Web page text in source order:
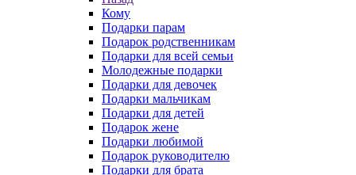
Кому
Подарки парам
Подарок родственникам
Подарки для всей семьи
Молодежные подарки
Подарки для девочек
Подарки мальчикам
Подарки для детей
Подарок жене
Подарки любимой
Подарок руководителю
Подарки для брата